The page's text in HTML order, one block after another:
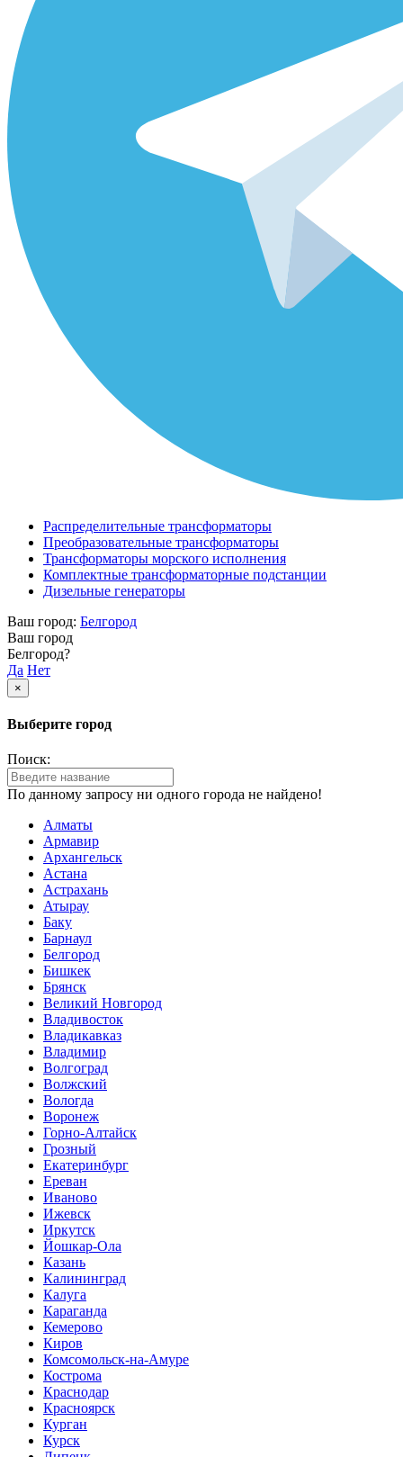
Распределительные трансформаторы
Преобразовательные трансформаторы
Трансформаторы морского исполнения
Комплектные трансформаторные подстанции
Дизельные генераторы
Ваш город: Белгород
Ваш город
Белгород?
Да Нет
×
Выберите город
Поиск:
По данному запросу ни одного города не найдено!
Алматы
Армавир
Архангельск
Астана
Астрахань
Атырау
Баку
Барнаул
Белгород
Бишкек
Брянск
Великий Новгород
Владивосток
Владикавказ
Владимир
Волгоград
Волжский
Вологда
Воронеж
Горно-Алтайск
Грозный
Екатеринбург
Ереван
Иваново
Ижевск
Иркутск
Йошкар-Ола
Казань
Калининград
Калуга
Караганда
Кемерово
Киров
Комсомольск-на-Амуре
Кострома
Краснодар
Красноярск
Курган
Курск